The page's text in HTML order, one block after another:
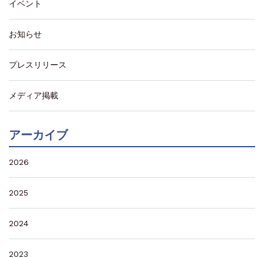
イベント
お知らせ
プレスリリース
メディア掲載
アーカイブ
2026
2025
2024
2023